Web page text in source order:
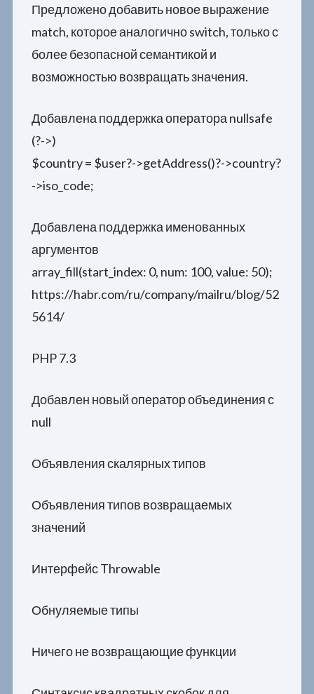
Предложено добавить новое выражение
match, которое аналогично switch, только с
более безопасной семантикой и
возможностью возвращать значения.
Добавлена поддержка оператора nullsafe
(?->)
$country = $user?->getAddress()?->country?
->iso_code;
Добавлена поддержка именованных
аргументов
array_fill(start_index: 0, num: 100, value: 50);
https://habr.com/ru/company/mailru/blog/52
5614/
PHP 7.3
Добавлен новый оператор объединения с
null
Объявления скалярных типов
Объявления типов возвращаемых
значений
Интерфейс Throwable
Обнуляемые типы
Ничего не возвращающие функции